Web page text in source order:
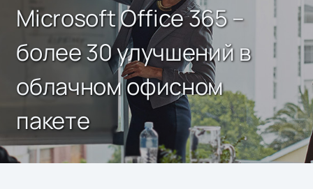
Microsoft Office 365 –
более 30 улучшений в
облачном офисном
пакете